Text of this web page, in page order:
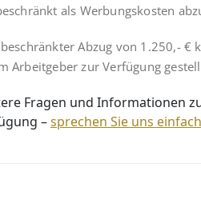
als Werbungskosten
Abzug von 1.250,- €
Arbeitgeber zur Verfügung
Fragen und Informationen
–sprechen Sie uns